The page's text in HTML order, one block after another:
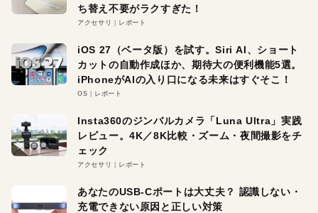
ち替え不要がラクすぎた！
アクセサリ レポート
iOS 27（ベータ版）を試す。Siri AI、ショート
カットの自動作成ほか、期待大の便利機能5選。
iPhoneがAIの入り口になる未来はすぐそこ！
OS レポート
Insta360のジンバルカメラ「Luna Ultra」実践
レビュー。4K／8K比較・ズーム・夜間撮影をチ
ェック
アクセサリ レポート
あなたのUSB-Cポートは大丈夫？ 認識しない・
充電できない原因と正しい対策